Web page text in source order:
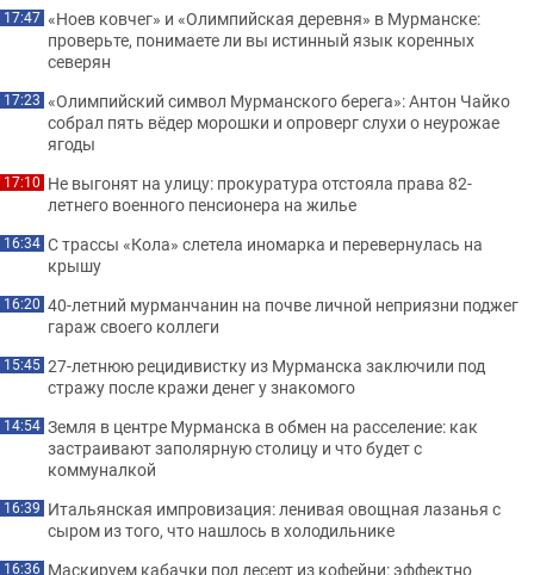
17:47 «Ноев ковчег» и «Олимпийская деревня» в Мурманске:
проверьте, понимаете ли вы истинный язык коренных
северян
17:23 «Олимпийский символ Мурманского берега»: Антон Чайко
собрал пять вёдер морошки и опроверг слухи о неурожае
ягоды
17:10 Не выгонят на улицу: прокуратура отстояла права 82-
летнего военного пенсионера на жилье
16:34 С трассы «Кола» слетела иномарка и перевернулась на
крышу
16:20 40-летний мурманчанин на почве личной неприязни поджег
гараж своего коллеги
15:45 27-летнюю рецидивистку из Мурманска заключили под
стражу после кражи денег у знакомого
14:54 Земля в центре Мурманска в обмен на расселение: как
застраивают заполярную столицу и что будет с
коммуналкой
16:39 Итальянская импровизация: ленивая овощная лазанья с
сыром из того, что нашлось в холодильнике
16:36 Маскируем кабачки под десерт из кофейни: эффектно